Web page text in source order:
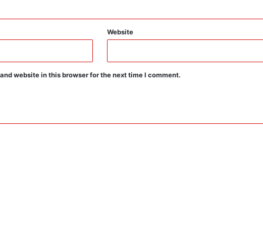
Website
website in this browser for the next time I comment.